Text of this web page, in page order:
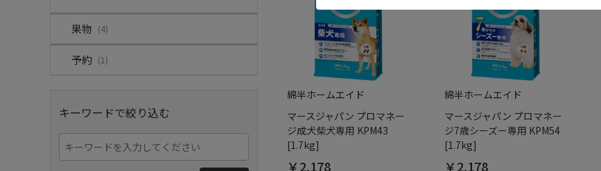
果物 (4)
予約 (1)
キーワードで絞り込む
綿半ホームエイド
マースジャパン プロマネー
ジ成犬柴犬専用 KPM43
[1.7kg]
￥2,178
綿半ホームエイド
マースジャパン プロマネー
ジ7歳シーズー専用 KPM54
[1.7kg]
￥2,178